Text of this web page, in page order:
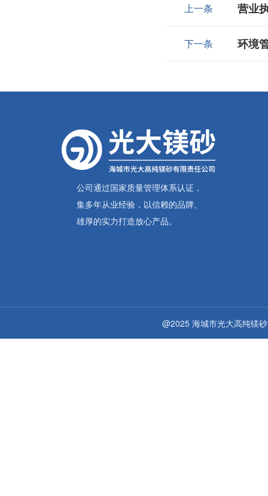
上一条 营业
下一条 环境
公司通过国家质量管理体系认证，
集多年从业经验，以信赖的品牌、
雄厚的实力打造放心产品。
@2025 海城市光大高纯镁